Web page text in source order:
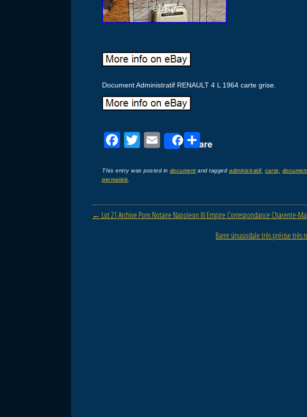
Document Administratif RENAULT 4 L 1964 carte grise.
F
c
e
b
o
T
tt
E
ail
Share
P
ta
er
This entry was posted in documentand taggedadministratif, carte
permalink
Post navigation
← Lot 21 Archive Pons Notaire Napoleon III Empire Correspondance Charente-
Barre sinusoïdale très précise très